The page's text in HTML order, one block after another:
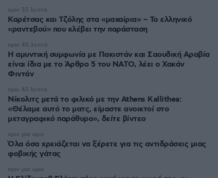
Καρέτσας και Τζόλης στα «μαχαίρια» – Το ελληνικό
«ραντεβού» που κλέβει την παράσταση
πριν 33 λεπτά
Η αμυντική συμφωνία με Πακιστάν και Σαουδική Αραβία
είναι ίδια με το Άρθρο 5 του ΝΑΤΟ, λέει ο Χακάν
Φιντάν
πριν 40 λεπτά
Νίκολιτς μετά το φιλικό με την Athens Kallithea:
«Θέλαμε αυτό το ματς, είμαστε ανοικτοί στο
μεταγραφικό παράθυρο», δείτε βίντεο
πριν 43 λεπτά
Όλα όσα χρειάζεται να ξέρετε για τις αντιδράσεις μιας
φοβικής γάτας
πριν μία ώρα
πριν μία ώρα